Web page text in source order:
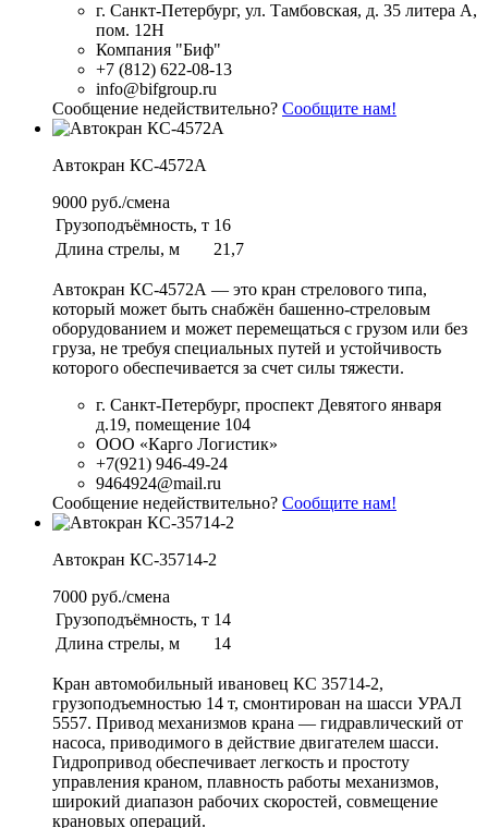
г. Санкт-Петербург, ул. Тамбовская, д. 35 литера А,
пом. 12Н
Компания "Биф"
+7 (812) 622-08-13
info@bifgroup.ru
Сообщение недействительно? Сообщите нам!
Автокран КС-4572А
9000 руб./смена
Грузоподъёмность, т 16
Длина стрелы, м
21,7
Автокран КС-4572А — это кран стрелового типа,
который может быть снабжён башенно-стреловым
оборудованием и может перемещаться с грузом или без
груза, не требуя специальных путей и устойчивость
которого обеспечивается за счет силы тяжести.
г. Санкт-Петербург, проспект Девятого января
д.19, помещение 104
ООО «Карго Логистик»
+7(921) 946-49-24
9464924@mail.ru
Сообщение недействительно? Сообщите нам!
Автокран КС-35714-2
7000 руб./смена
Грузоподъёмность, т 14
Длина стрелы, м
14
Кран автомобильный ивановец КС 35714-2,
грузоподъемностью 14 т, смонтирован на шасси УРАЛ
5557. Привод механизмов крана — гидравлический от
насоса, приводимого в действие двигателем шасси.
Гидропривод обеспечивает легкость и простоту
управления краном, плавность работы механизмов,
широкий диапазон рабочих скоростей, совмещение
крановых операций.